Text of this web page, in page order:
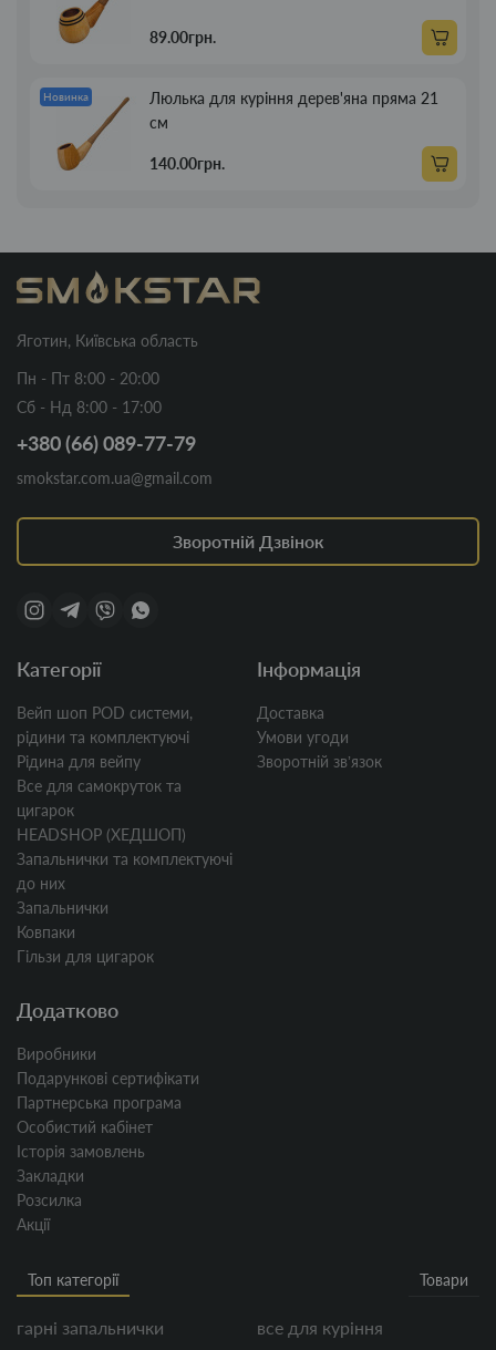
89.00грн.
Новинка
Люлька для куріння дерев'яна пряма 21
см
140.00грн.
Яготин, Київська область
Пн - Пт 8:00 - 20:00
Сб - Нд 8:00 - 17:00
+380 (66) 089-77-79
smokstar.com.ua@gmail.com
Зворотній Дзвінок
Категорії
Вейп шоп POD системи,
рідини та комплектуючі
Рідина для вейпу
Все для самокруток та
цигарок
HEADSHOP (ХЕДШОП)
Запальнички та комплектуючі
до них
Запальнички
Ковпаки
Гільзи для цигарок
Інформація
Доставка
Умови угоди
Зворотній звʼязок
Додатково
Виробники
Подарункові сертифікати
Партнерська програма
Особистий кабінет
Історія замовлень
Закладки
Розсилка
Акції
Топ категорії Товари
гарні запальнички
все для куріння